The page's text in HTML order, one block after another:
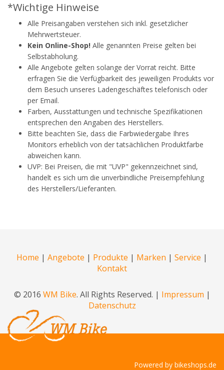
*Wichtige Hinweise
Alle Preisangaben verstehen sich inkl. gesetzlicher
Mehrwertsteuer.
Kein Online-Shop! Alle genannten Preise gelten bei
Selbstabholung.
Alle Angebote gelten solange der Vorrat reicht. Bitte
erfragen Sie die Verfügbarkeit des jeweiligen Produkts vor
dem Besuch unseres Ladengeschäftes telefonisch oder
per Email.
Farben, Ausstattungen und technische Spezifikationen
entsprechen den Angaben des Herstellers.
Bitte beachten Sie, dass die Farbwiedergabe Ihres
Monitors erheblich von der tatsächlichen Produktfarbe
abweichen kann.
UVP: Bei Preisen, die mit "UVP" gekennzeichnet sind,
handelt es sich um die unverbindliche Preisempfehlung
des Herstellers/Lieferanten.
Home | Angebote | Produkte | Marken | Service |
Kontakt
© 2016 WM Bike. All Rights Reserved. | Impressum |
Datenschutz
Powered by bikeshops.de